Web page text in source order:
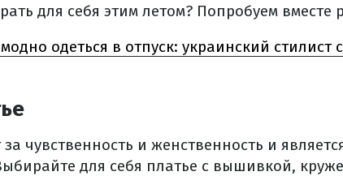
для себя этим летом? Попробуем вместе
одеться в отпуск: украинский стилист
за чувственность и женственность и
для себя платье с вышивкой,